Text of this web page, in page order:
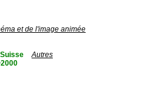
et de l'image animée
Suisse
Autres